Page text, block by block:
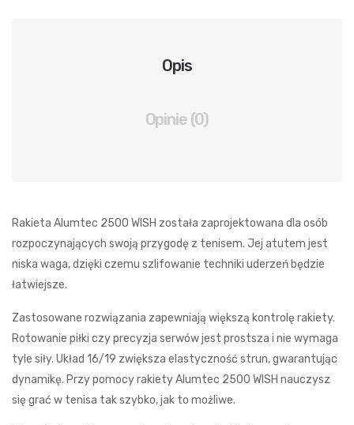
Opis
Opinie (0)
Rakieta Alumtec 2500 WISH została zaprojektowana dla osób
rozpoczynających swoją przygodę z tenisem. Jej atutem jest
niska waga, dzięki czemu szlifowanie techniki uderzeń będzie
łatwiejsze.
Zastosowane rozwiązania zapewniają większą kontrolę rakiety.
Rotowanie piłki czy precyzja serwów jest prostsza i nie wymaga
tyle siły. Układ 16/19 zwiększa elastyczność strun, gwarantując
dynamikę. Przy pomocy rakiety Alumtec 2500 WISH nauczysz
się grać w tenisa tak szybko, jak to możliwe.